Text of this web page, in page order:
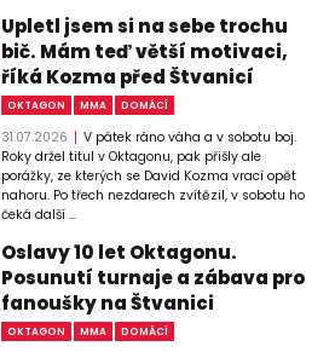
Upletl jsem si na sebe trochu
bič. Mám teď větší motivaci,
říká Kozma před Štvanicí
OKTAGON MMA DOMÁCÍ
31.07.2026
V pátek ráno váha a v sobotu boj.
Roky držel titul v Oktagonu, pak přišly ale
porážky, ze kterých se David Kozma vrací opět
nahoru. Po třech nezdarech zvítězil, v sobotu ho
čeká další ...
Oslavy 10 let Oktagonu.
Posunutí turnaje a zábava pro
fanoušky na Štvanici
OKTAGON MMA DOMÁCÍ